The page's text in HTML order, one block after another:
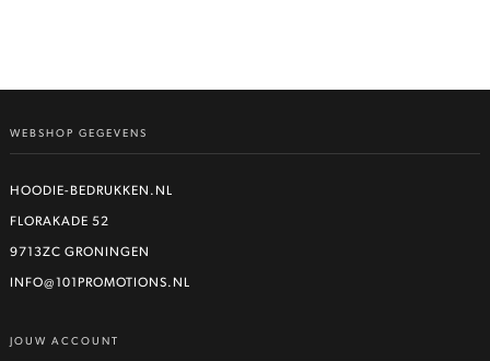
WEBSHOP GEGEVENS
HOODIE-BEDRUKKEN.NL
FLORAKADE 52
9713ZC GRONINGEN
INFO@101PROMOTIONS.NL
JOUW ACCOUNT